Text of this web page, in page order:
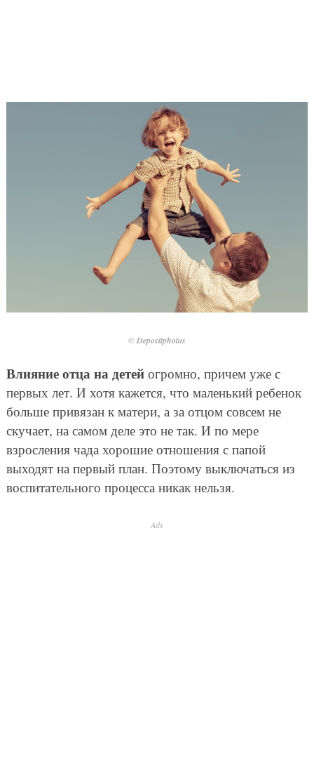
© Depositphotos
Влияние отца на детейогромно, причем уже с
первых лет. И хотя кажется, что маленький ребенок
больше привязан к матери, а за отцом совсем не
скучает, на самом деле это не так. И по мере
взросления чада хорошие отношения с папой
выходят на первый план. Поэтому выключаться из
воспитательного процесса никак нельзя.
Ads